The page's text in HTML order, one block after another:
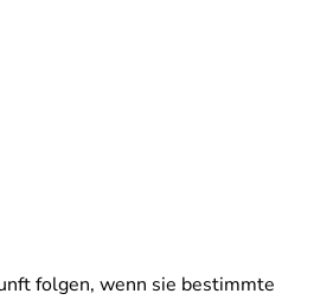
folgen, wenn sie bestimmte